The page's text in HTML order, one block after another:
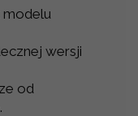
modelu
wersji
od